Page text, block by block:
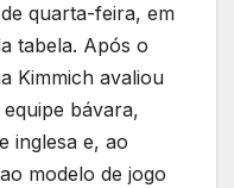
quarta-feira, em
tabela. Após o
Kimmich avaliou
bávara,
inglesa e, ao
modelo de jogo